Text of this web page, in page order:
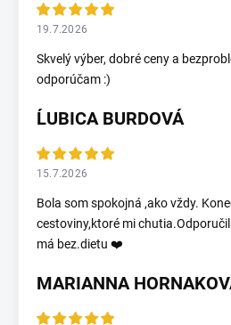
19.7.2026
Skvelý výber, dobré ceny a
odporúčam :)
ĹUBICA BURDOVÁ
15.7.2026
Bola som spokojná ,ako vždy.
cestoviny,ktoré mi
má bez.dietu ❤️
MARIANNA